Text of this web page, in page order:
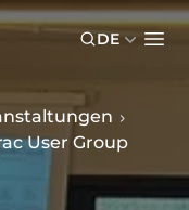
DE
User Group